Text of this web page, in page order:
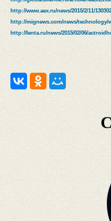
http://www.aex.ru/news/2015/2/11/
http://mignews.com/news/technology/
http://lenta.ru/news/2015/02/06/